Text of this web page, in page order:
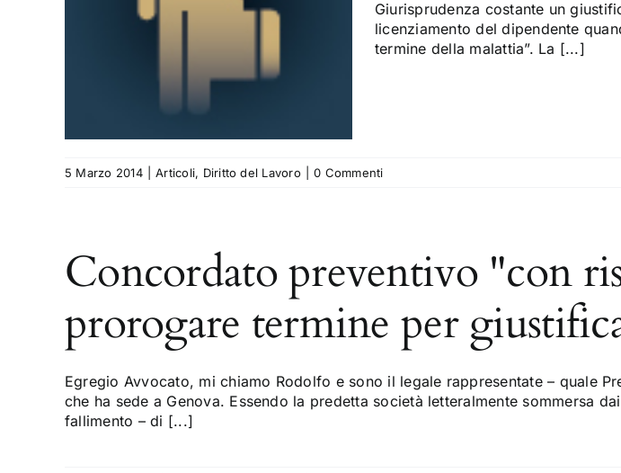
Giurisprudenza costante un
licenziamento del dipendente
termine della malattia”. La [...]
5 Marzo 2014 Articoli, Diritto del Lavoro 0 Commenti
Concordato preventivo "con
prorogare termine per
Egregio Avvocato, mi chiamo Rodolfo e sono il legale rappresentate – quale
che ha sede a Genova. Essendo la predetta società letteralmente sommersa
fallimento – di [...]